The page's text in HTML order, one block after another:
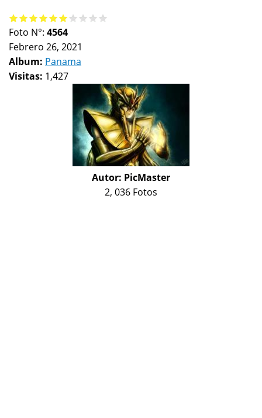
Foto N°: 4564
Febrero 26, 2021
Album: Panama
Visitas: 1,427
Autor: PicMaster
2, 036 Fotos